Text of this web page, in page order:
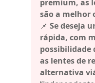
premium, as
são a melhor
📌 Se deseja
rápida, com
possibilidade
as lentes de
alternativa